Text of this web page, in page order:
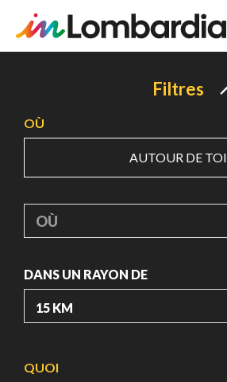
principal
Filtres
OÙ
AUTOUR DE TOI
OÙ
DANS UN RAYON DE
QUOI